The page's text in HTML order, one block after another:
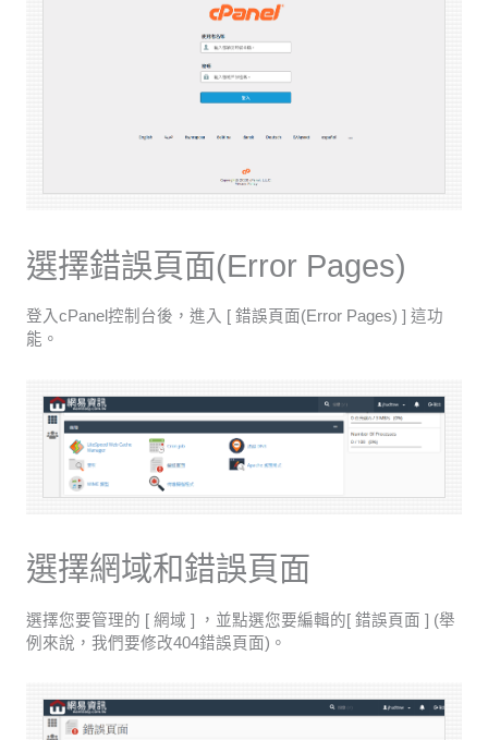
選擇錯誤頁面(Error Pages)
登入cPanel控制台後，進入 [ 錯誤頁面(Error Pages) ] 這功
能。
選擇網域和錯誤頁面
選擇您要管理的 [ 網域 ] ，並點選您要編輯的[ 錯誤頁面 ] (舉
例來說，我們要修改404錯誤頁面)。